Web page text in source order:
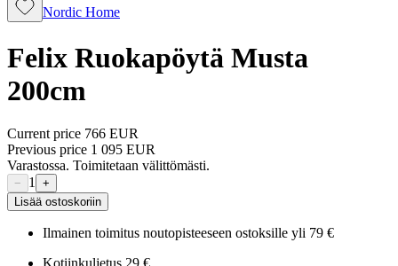
Nordic Home
Felix Ruokapöytä Musta
200cm
Current price 766 EUR
Previous price 1 095 EUR
Varastossa. Toimitetaan välittömästi.
− 1
+
Lisää ostoskoriin
Ilmainen toimitus noutopisteeseen ostoksille yli 79 €